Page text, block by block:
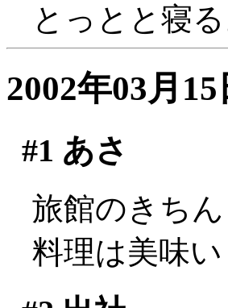
とっとと寝る
2002年03月
#1 あさ
旅館のきち
料理は美味